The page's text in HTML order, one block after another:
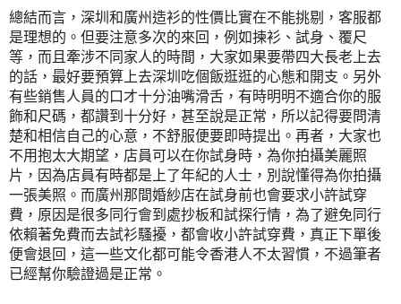
總結而言，深圳和廣州造衫的性價比實在不能挑剔，客服都
是理想的。但要注意多次的來回，例如揀衫、試身、覆尺
等，而且牽涉不同家人的時間，大家如果要帶四大長老上去
的話，最好要預算上去深圳吃個飯逛逛的心態和開支。另外
有些銷售人員的口才十分油嘴滑舌 ，有時明明不適合你的服
飾和尺碼，都讚到十分好，甚至說是正常，所以記得要問清
楚和相信自己的心意，不舒服便要即時提出。再者，大家也
不用抱太大期望，店員可以在你試身時，為你拍攝美麗照
片，因為店員有時都是上了年紀的人士，別說懂得為你拍攝
一張美照。而廣州那間婚紗店在試身前也會要求小許試穿
費，原因是很多同行會到處抄板和試探行情，為了避免同行
依賴著免費而去試衫騷擾，都會收小許試穿費，真正下單後
便會退回，這一些文化都可能令香港人不太習慣，不過筆者
已經幫你驗證過是正常。